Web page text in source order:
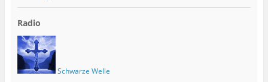
Radio
Schwarze Welle